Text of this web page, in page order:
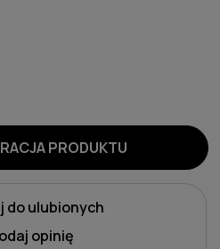
PRODUKTU
do ulubionych
opinię